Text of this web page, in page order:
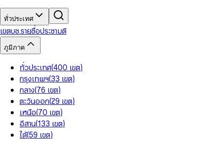
ทั่วประเทศ
เขตบช.รายชื่อประชามติ
ภูมิภาค
ทั่วประเทศ(400 เขต)
กรุงเทพฯ(33 เขต)
กลาง(76 เขต)
ตะวันออก(29 เขต)
เหนือ(70 เขต)
อีสาน(133 เขต)
ใต้(59 เขต)